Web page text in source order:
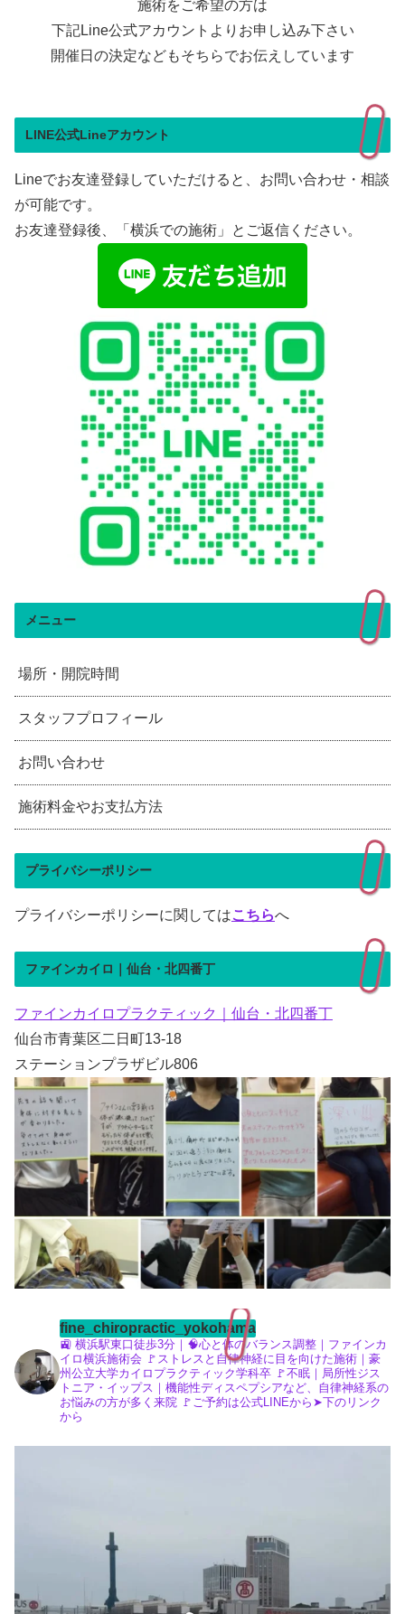
施術をご希望の方は
下記Line公式アカウントよりお申し込み下さい
開催日の決定などもそちらでお伝えしています
LINE公式Lineアカウント
Lineでお友達登録していただけると、お問い合わせ・相談
が可能です。
お友達登録後、「横浜での施術」とご返信ください。
メニュー
場所・開院時間
スタッフプロフィール
お問い合わせ
施術料金やお支払方法
プライバシーポリシー
プライバシーポリシーに関してはこちらへ
ファインカイロ｜仙台・北四番丁
ファインカイロプラクティック｜仙台・北四番丁
仙台市青葉区二日町13-18
ステーションプラザビル806
fine_chiropractic_yokohama
🚉 横浜駅東口徒歩3分｜🧠心と体のバランス調整｜ファインカ
イロ横浜施術会 🚩ストレスと自律神経に目を向けた施術｜豪
州公立大学カイロプラクティック学科卒 🚩不眠｜局所性ジス
トニア・イップス｜機能性ディスペプシアなど、自律神経系の
お悩みの方が多く来院 🚩ご予約は公式LINEから➤下のリンク
から